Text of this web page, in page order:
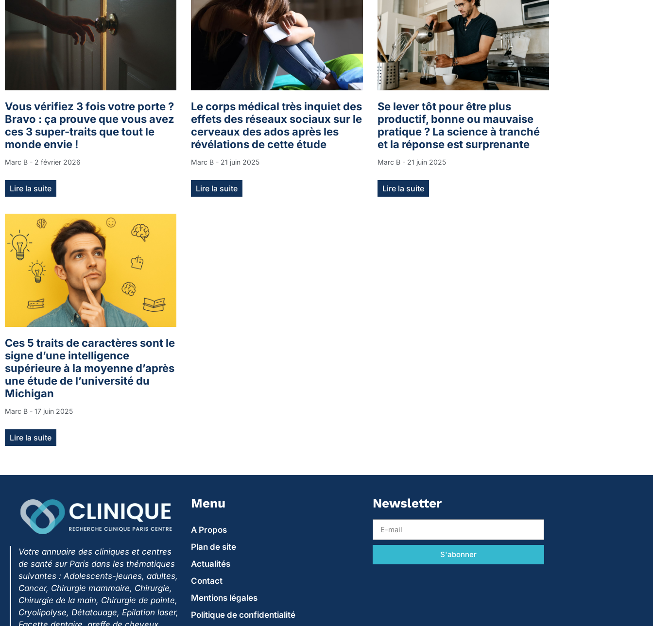
Vous vérifiez 3 fois votre porte ?
Bravo : ça prouve que vous avez
ces 3 super-traits que tout le
monde envie !
Marc B 2 février 2026
Lire la suite
Le corps médical très inquiet des
effets des réseaux sociaux sur le
cerveaux des ados après les
révélations de cette étude
Marc B 21 juin 2025
Lire la suite
Se lever tôt pour être plus
productif, bonne ou mauvaise
pratique ? La science à tranché
et la réponse est surprenante
Marc B 21 juin 2025
Lire la suite
Ces 5 traits de caractères sont le
signe d’une intelligence
supérieure à la moyenne d’après
une étude de l’université du
Michigan
Marc B 17 juin 2025
Lire la suite
Votre annuaire des cliniques et centres
de santé sur Paris dans les thématiques
suivantes :Adolescents-jeunes, adultes,
Cancer, Chirurgie mammaire, Chirurgie,
Chirurgie de la main, Chirurgie de pointe,
Cryolipolyse, Détatouage, Epilation laser,
Menu
A Propos
Plan de site
Actualités
Contact
Mentions légales
Politique de confidentialité
Newsletter
S'abonner